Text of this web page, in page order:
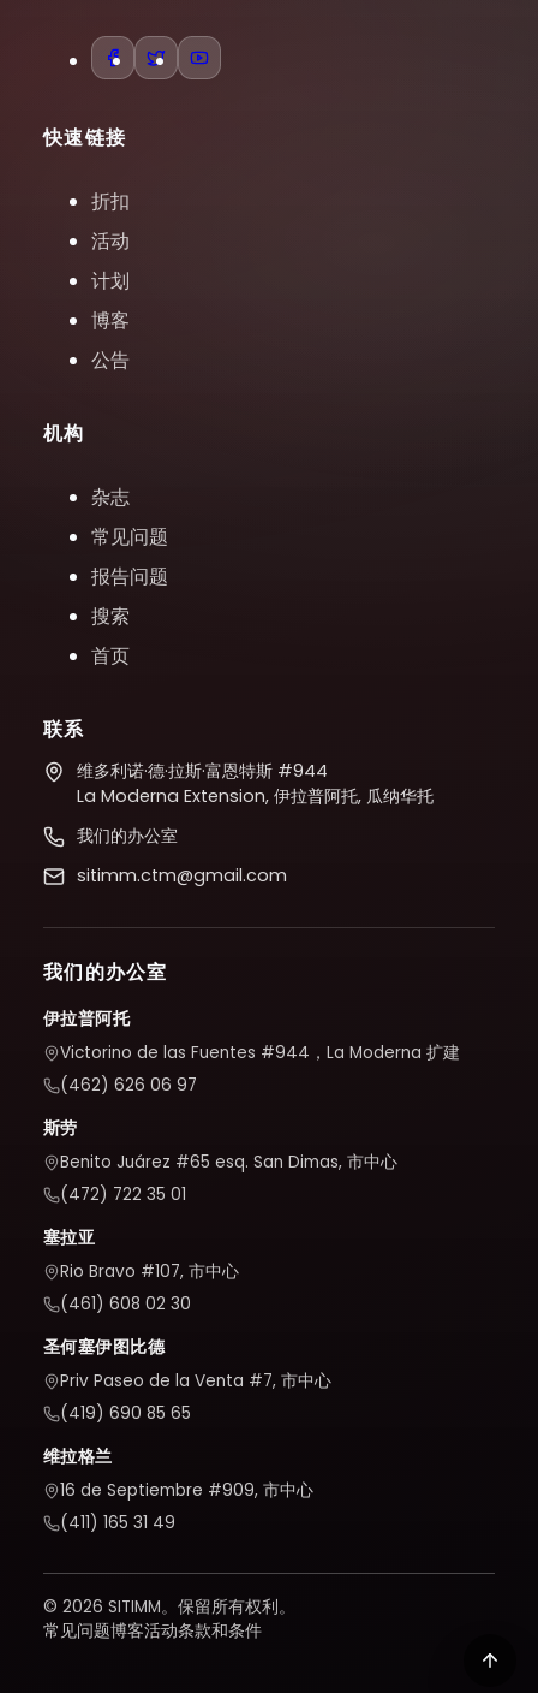
快速链接
折扣
活动
计划
博客
公告
机构
杂志
常见问题
报告问题
搜索
首页
联系
维多利诺·德·拉斯·富恩特斯 #944
La Moderna Extension, 伊拉普阿托, 瓜纳华托
我们的办公室
sitimm.ctm@gmail.com
我们的办公室
伊拉普阿托
Victorino de las Fuentes #944，La Moderna 扩建
(462) 626 06 97
斯劳
Benito Juárez #65 esq. San Dimas, 市中心
(472) 722 35 01
塞拉亚
Rio Bravo #107, 市中心
(461) 608 02 30
圣何塞伊图比德
Priv Paseo de la Venta #7, 市中心
(419) 690 85 65
维拉格兰
16 de Septiembre #909, 市中心
(411) 165 31 49
© 2026 SITIMM。保留所有权利。
常见问题博客活动条款和条件